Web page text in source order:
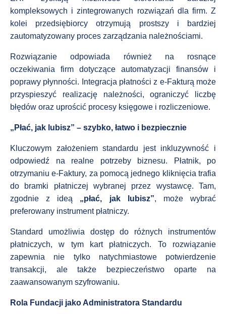
kompleksowych i zintegrowanych rozwiązań dla firm. Z
kolei przedsiębiorcy otrzymują prostszy i bardziej
zautomatyzowany proces zarządzania należnościami.
Rozwiązanie odpowiada również na rosnące
oczekiwania firm dotyczące automatyzacji finansów i
poprawy płynności. Integracja płatności z e-Fakturą może
przyspieszyć realizację należności, ograniczyć liczbę
błędów oraz uprościć procesy księgowe i rozliczeniowe.
„Płać, jak lubisz” – szybko, łatwo i bezpiecznie
Kluczowym założeniem standardu jest inkluzywność i
odpowiedź na realne potrzeby biznesu. Płatnik, po
otrzymaniu e-Faktury, za pomocą jednego kliknięcia trafia
do bramki płatniczej wybranej przez wystawcę. Tam,
zgodnie z ideą „płać, jak lubisz”, może wybrać
preferowany instrument płatniczy.
Standard umożliwia dostęp do różnych instrumentów
płatniczych, w tym kart płatniczych. To rozwiązanie
zapewnia nie tylko natychmiastowe potwierdzenie
transakcji, ale także bezpieczeństwo oparte na
zaawansowanym szyfrowaniu.
Rola Fundacji jako Administratora Standardu